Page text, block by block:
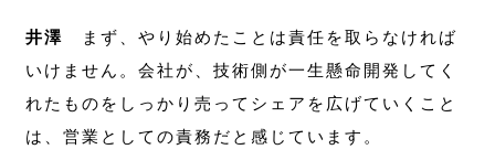
井澤
まず、やり始めたことは責任を取らなければ
いけません。会社が、技術側が一生懸命開発してく
れたものをしっかり売ってシェアを広げていくこと
は、営業としての責務だと感じています。